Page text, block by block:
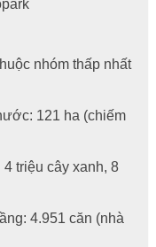
nhóm thấp nhất
121 ha (chiếm
4 triệu cây xanh, 8
4.951 căn (nhà